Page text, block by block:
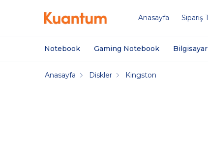
Anasayfa Sipariş
Notebook Gaming Notebook Bilgisayar
Anasayfa Diskler Kingston